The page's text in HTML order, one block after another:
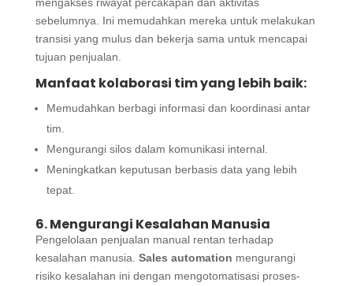
sebelumnya. Ini memudahkan mereka untuk melakukan
transisi yang mulus dan bekerja sama untuk mencapai
tujuan penjualan.
Manfaat kolaborasi tim yang lebih baik:
Memudahkan berbagi informasi dan koordinasi antar
tim.
Mengurangi silos dalam komunikasi internal.
Meningkatkan keputusan berbasis data yang lebih
tepat.
6. Mengurangi Kesalahan Manusia
Pengelolaan penjualan manual rentan terhadap
kesalahan manusia. Sales automation mengurangi
risiko kesalahan ini dengan mengotomatisasi proses-